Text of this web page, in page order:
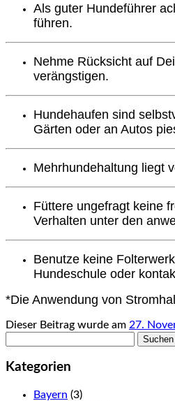
Als guter Hundeführer
führen.
Nehme Rücksicht auf
verängstigen.
Hundehaufen sind
Gärten oder an Autos
Mehrhundehaltung liegt
Füttere ungefragt keine
Verhalten unter den
Benutze keine
Hundeschule oder
*Die Anwendung von
Dieser Beitrag wurde am 27.
Kategorien
Bayern (3)